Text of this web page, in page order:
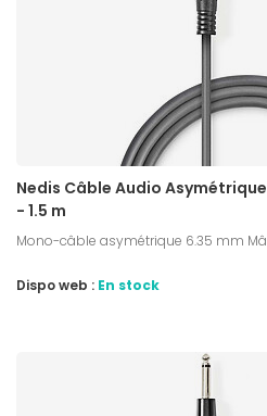
Nedis Câble Audio
- 1.5 m
Mono-câble asymétrique 6.35 mm
Dispo web : En stock